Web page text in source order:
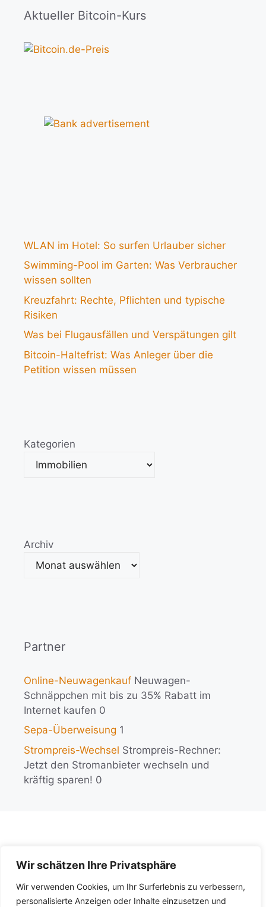
Wir schätzen Ihre Privatsphäre
Wir verwenden Cookies, um Ihr Surferlebnis zu verbessern,
personalisierte Anzeigen oder Inhalte einzusetzen und
Aktueller Bitcoin-Kurs
WLAN im Hotel: So surfen Urlauber sicher
Swimming-Pool im Garten: Was Verbraucher
wissen sollten
Kreuzfahrt: Rechte, Pflichten und typische
Risiken
Was bei Flugausfällen und Verspätungen gilt
Bitcoin-Haltefrist: Was Anleger über die
Petition wissen müssen
Kategorien
Archiv
Partner
Online-Neuwagenkauf Neuwagen-
Schnäppchen mit bis zu 35% Rabatt im
Internet kaufen 0
Sepa-Überweisung 1
Strompreis-Wechsel Strompreis-Rechner:
Jetzt den Stromanbieter wechseln und
kräftig sparen! 0
Impressum